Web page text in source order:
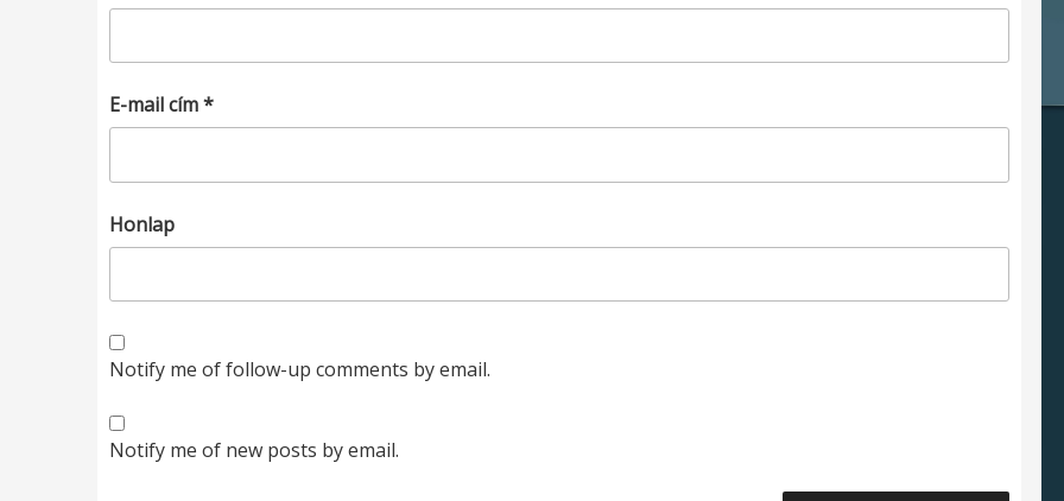
E-mail cím*
Honlap
Notify me of follow-up comments by email.
Notify me of new posts by email.